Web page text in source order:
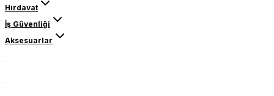
Hırdavat
İş Güvenliği
Aksesuarlar